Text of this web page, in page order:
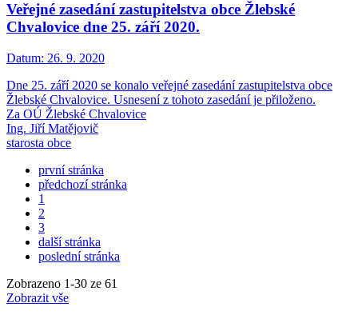
Veřejné zasedání zastupitelstva obce Žlebské
Chvalovice dne 25. září 2020.
Datum: 26. 9. 2020
Dne 25. září 2020 se konalo veřejné zasedání zastupitelstva obce
Žlebské Chvalovice. Usnesení z tohoto zasedání je přiloženo.
Za OÚ Žlebské Chvalovice
Ing. Jiří Matějovič
starosta obce
první stránka
předchozí stránka
1
2
3
další stránka
poslední stránka
Zobrazeno 1-30 ze 61
Zobrazit vše